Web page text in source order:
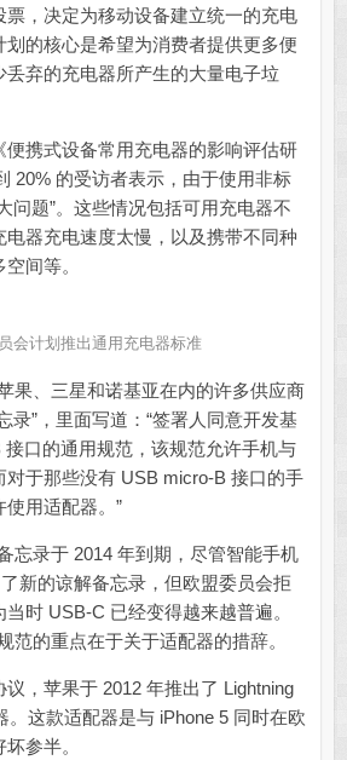
，决定为移动设备建立统一的充电
的核心是希望为消费者提供更多便
丢弃的充电器所产生的大量电子垃
携式设备常用充电器的影响评估研
20% 的受访者表示，由于使用非标
问题”。这些情况包括可用充电器不
器充电速度太慢，以及携带不同种
间等。
会计划推出通用充电器标准
、三星和诺基亚在内的许多供应商
录”，里面写道：“签署人同意开发基
口的通用规范，该规范允许手机与
对于那些没有 USB micro-B 接口的手
用适配器。”
录于 2014 年到期，尽管智能手机
新的谅解备忘录，但欧盟委员会拒
时 USB-C 已经变得越来越普遍。
范的重点在于关于适配器的措辞。
苹果于 2012 年推出了 Lightning
。这款适配器是与 iPhone 5 同时在欧
参半。